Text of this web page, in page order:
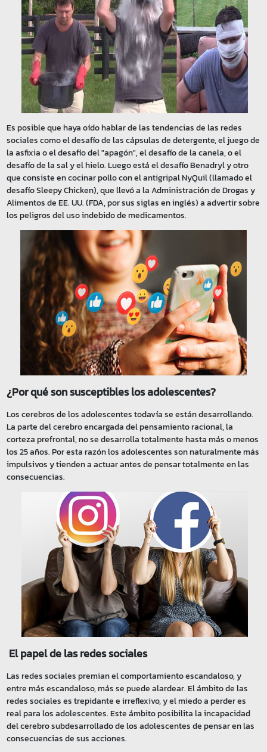
Es posible que haya oído hablar de las tendencias de las redes
sociales como el desafío de las cápsulas de detergente, el juego de
la asfixia o el desafío del "apagón", el desafío de la canela, o el
desafío de la sal y el hielo. Luego está el desafío Benadryl y otro
que consiste en cocinar pollo con el antigripal NyQuil (llamado el
desafío Sleepy Chicken), que llevó a la Administración de Drogas y
Alimentos de EE. UU. (FDA, por sus siglas en inglés) a advertir sobre
los peligros del uso indebido de medicamentos.
¿Por qué son susceptibles los adolescentes?
Los cerebros de los adolescentes todavía se están desarrollando.
La parte del cerebro encargada del pensamiento racional, la
corteza prefrontal, no se desarrolla totalmente hasta más o menos
los 25 años. Por esta razón los adolescentes son naturalmente más
impulsivos y tienden a actuar antes de pensar totalmente en las
consecuencias.
El papel de las redes sociales
Las redes sociales premian el comportamiento escandaloso, y
entre más escandaloso, más se puede alardear. El ámbito de las
redes sociales es trepidante e irreflexivo, y el miedo a perder es
real para los adolescentes. Este ámbito posibilita la incapacidad
del cerebro subdesarrollado de los adolescentes de pensar en las
consecuencias de sus acciones.